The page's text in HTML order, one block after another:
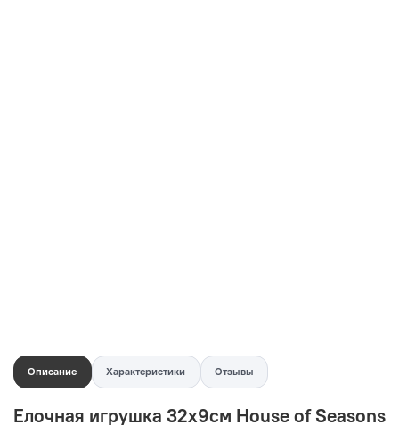
Описание Характеристики Отзывы
Елочная игрушка 32х9см House of Seasons